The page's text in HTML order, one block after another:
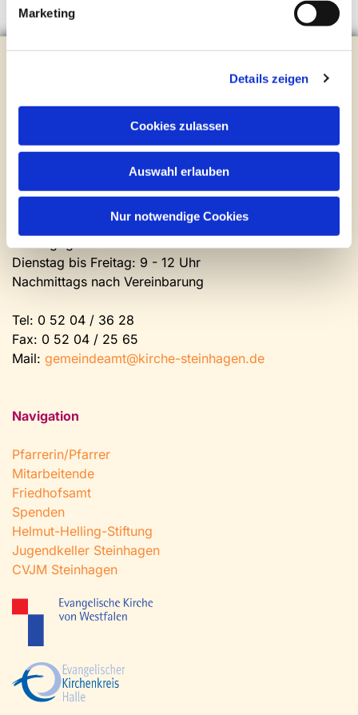
Marketing
Details zeigen
Cookies zulassen
Auswahl erlauben
Nur notwendige Cookies
Brockhagener Straße 28 | 33803 Steinhagen
Newsletter abonnieren
Kontakt und Öffnungszeiten
Dienstag bis Freitag: 9 - 12 Uhr
Nachmittags nach Vereinbarung
Tel: 0 52 04 / 36 28
Fax: 0 52 04 / 25 65
Mail: gemeindeamt@kirche-steinhagen.de
Navigation
Pfarrerin/Pfarrer
Mitarbeitende
Friedhofsamt
Spenden
Helmut-Helling-Stiftung
Jugendkeller Steinhagen
CVJM Steinhagen